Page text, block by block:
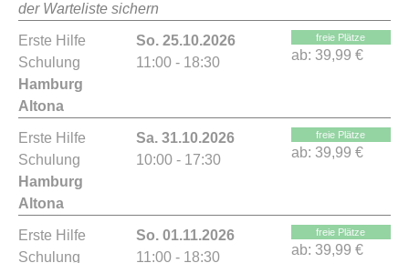
der Warteliste sichern
Erste Hilfe
Schulung
Hamburg
Altona
So. 25.10.2026
11:00 - 18:30
freie Plätze
ab: 39,99 €
Erste Hilfe
Schulung
Hamburg
Altona
Sa. 31.10.2026
10:00 - 17:30
freie Plätze
ab: 39,99 €
Erste Hilfe
Schulung
So. 01.11.2026
11:00 - 18:30
freie Plätze
ab: 39,99 €